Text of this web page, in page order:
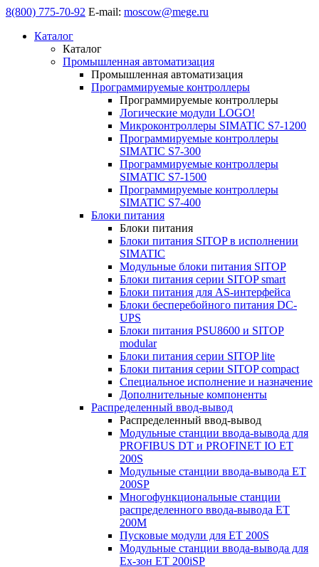
8(800) 775-70-92 E-mail: moscow@mege.ru
Каталог
Каталог
Промышленная автоматизация
Промышленная автоматизация
Программируемые контроллеры
Программируемые контроллеры
Логические модули LOGO!
Микроконтроллеры SIMATIC S7-1200
Программируемые контроллеры
SIMATIC S7-300
Программируемые контроллеры
SIMATIC S7-1500
Программируемые контроллеры
SIMATIC S7-400
Блоки питания
Блоки питания
Блоки питания SITOP в исполнении
SIMATIC
Модульные блоки питания SITOP
Блоки питания серии SITOP smart
Блоки питания для AS-интерфейса
Блоки бесперебойного питания DC-
UPS
Блоки питания PSU8600 и SITOP
modular
Блоки питания серии SITOP lite
Блоки питания серии SITOP compact
Специальное исполнение и назначение
Дополнительные компоненты
Распределенный ввод-вывод
Распределенный ввод-вывод
Модульные станции ввода-вывода для
PROFIBUS DT и PROFINET IO ET
200S
Модульные станции ввода-вывода ET
200SP
Многофункциональные станции
распределенного ввода-вывода ET
200M
Пусковые модули для ET 200S
Модульные станции ввода-вывода для
Ex-зон ET 200iSP